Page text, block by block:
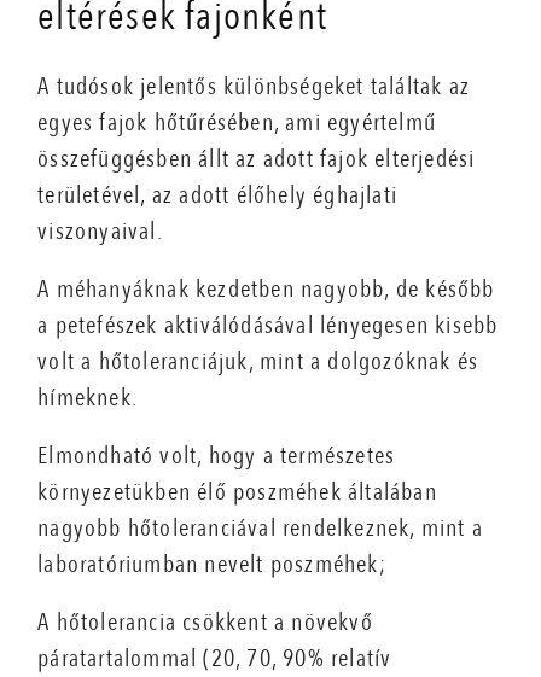
eltérések fajonként
A tudósok jelentős különbségeket találtak az
egyes fajok hőtűrésében, ami egyértelmű
összefüggésben állt az adott fajok elterjedési
területével, az adott élőhely éghajlati
viszonyaival.
A méhanyáknak kezdetben nagyobb, de később
a petefészek aktiválódásával lényegesen kisebb
volt a hőtoleranciájuk, mint a dolgozóknak és
hímeknek.
Elmondható volt, hogy a természetes
környezetükben élő poszméhek általában
nagyobb hőtoleranciával rendelkeznek, mint a
laboratóriumban nevelt poszméhek;
A hőtolerancia csökkent a növekvő
páratartalommal (20, 70, 90% relatív